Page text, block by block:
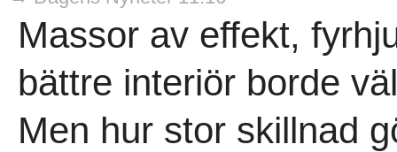
Massor av effekt,
bättre interiör borde
Men hur stor skillnad